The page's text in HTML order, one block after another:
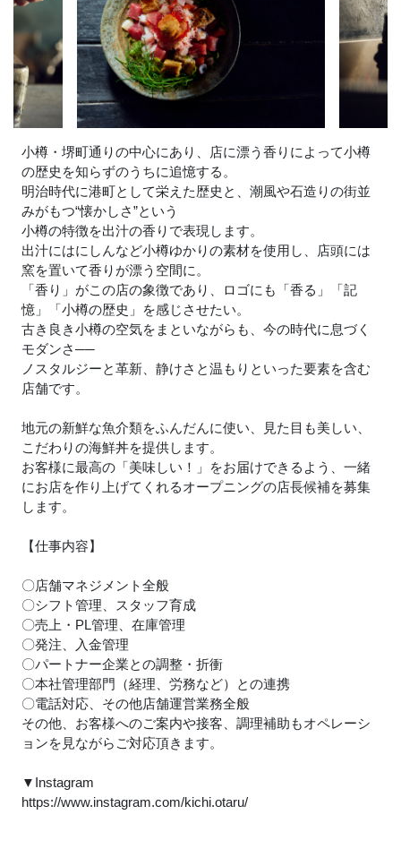
小樽・堺町通りの中心にあり、店に漂う香りによって小樽
の歴史を知らずのうちに追憶する。
明治時代に港町として栄えた歴史と、潮風や石造りの街並
みがもつ“懐かしさ”という
小樽の特徴を出汁の香りで表現します。
出汁にはにしんなど小樽ゆかりの素材を使用し、店頭には
窯を置いて香りが漂う空間に。
「香り」がこの店の象徴であり、ロゴにも「香る」「記
憶」「小樽の歴史」を感じさせたい。
古き良き小樽の空気をまといながらも、今の時代に息づく
モダンさ──
ノスタルジーと革新、静けさと温もりといった要素を含む
店舗です。
地元の新鮮な魚介類をふんだんに使い、見た目も美しい、
こだわりの海鮮丼を提供します。
お客様に最高の「美味しい！」をお届けできるよう、一緒
にお店を作り上げてくれるオープニングの店長候補を募集
します。
【仕事内容】
〇店舗マネジメント全般
〇シフト管理、スタッフ育成
〇売上・PL管理、在庫管理
〇発注、入金管理
〇パートナー企業との調整・折衝
〇本社管理部門（経理、労務など）との連携
〇電話対応、その他店舗運営業務全般
その他、お客様へのご案内や接客、調理補助もオペレーシ
ョンを見ながらご対応頂きます。
▼Instagram
https://www.instagram.com/kichi.otaru/